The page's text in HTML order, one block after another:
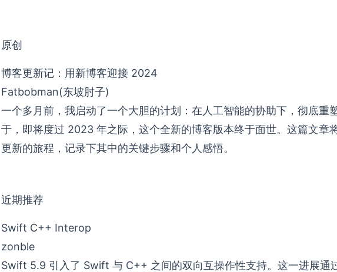
原创
博客更新记：用新博客迎接 2024
Fatbobman(东坡肘子)
一个多月前，我启动了一个大胆的计划：在人工智能的协助下，彻底重
于，即将度过 2023 年之际，这个全新的博客版本终于面世。这篇文章
更新的旅程，记录下其中的关键步骤和个人感悟。
近期推荐
Swift C++ Interop
zonble
Swift 5.9 引入了 Swift 与 C++ 之间的双向互操作性支持。这一进展通